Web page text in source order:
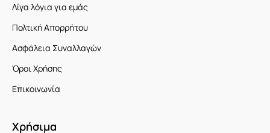
Λίγα λόγια για εμάς
Πολτική Απορρήτου
Ασφάλεια Συναλλαγών
Όροι Χρήσης
Επικοινωνία
Χρήσιμα